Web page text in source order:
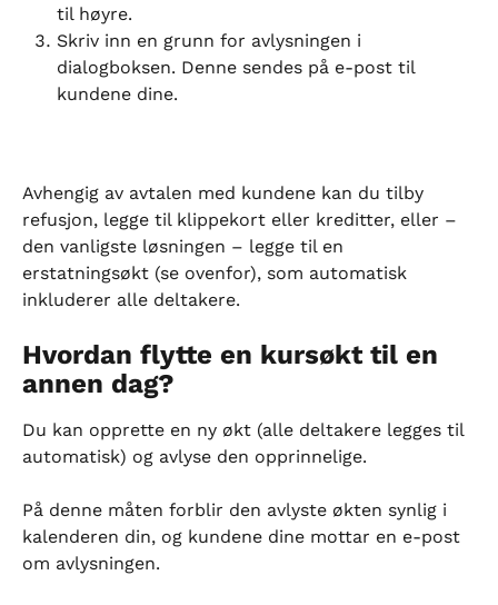
til høyre.
Skriv inn en grunn for avlysningen i
dialogboksen. Denne sendes på e-post til
kundene dine.
Avhengig av avtalen med kundene kan du tilby
refusjon, legge til klippekort eller kreditter, eller –
den vanligste løsningen – legge til en
erstatningsøkt (se ovenfor), som automatisk
inkluderer alle deltakere.
Hvordan flytte en kursøkt til en
annen dag?
Du kan opprette en ny økt (alle deltakere legges til
automatisk) og avlyse den opprinnelige.
På denne måten forblir den avlyste økten synlig i
kalenderen din, og kundene dine mottar en e-post
om avlysningen.